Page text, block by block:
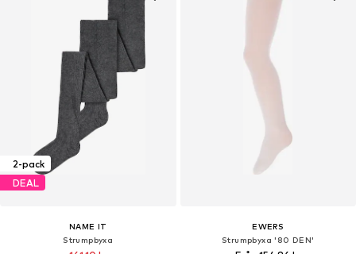
2-pack
DEAL
NAME IT
Strumpbyxa
EWERS
Strumpbyxa '80 DEN'